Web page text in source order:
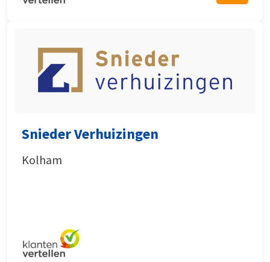
Snieder Verhuizingen
Kolham